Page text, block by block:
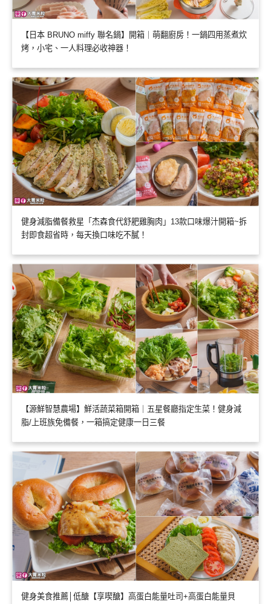
【日本 BRUNO miffy 聯名鍋】開箱｜萌翻廚房！一鍋四用蒸煮炊
烤，小宅、一人料理必收神器！
健身減脂備餐救星「杰森食代舒肥雞胸肉」13款口味爆汁開箱~拆
封即食超省時，每天換口味吃不膩！
【源鮮智慧農場】鮮活蔬菜箱開箱｜五星餐廳指定生菜！健身減
脂/上班族免備餐，一箱搞定健康一日三餐
健身美食推薦│低醣【享喫醣】高蛋白能量吐司+高蛋白能量貝